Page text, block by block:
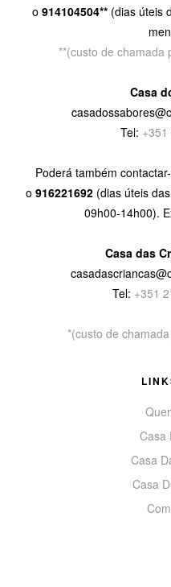
o 914104504** (dias úteis
**(custo de chamada
Casa
Tel:
Poderá também
o 916221692 (dias úteis
09h00-14h00).
Casa das
Tel: +351
*(custo de
Casa
Casa
Casa